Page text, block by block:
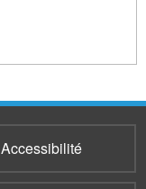
Accessibilité